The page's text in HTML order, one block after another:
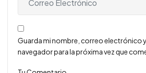
Guarda mi nombre, correo electrónico
navegador para la próxima vez que